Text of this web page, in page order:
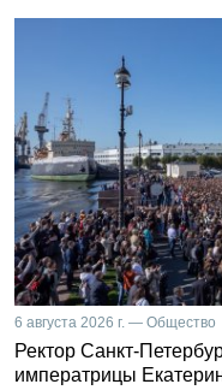
6 августа 2026 г. — Общество
Ректор Санкт-
императрицы